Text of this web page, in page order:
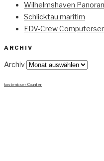
Wilhelmshaven
Schlicktau maritim
EDV-Crew
ARCHIV
Archiv
kostenloser Counter